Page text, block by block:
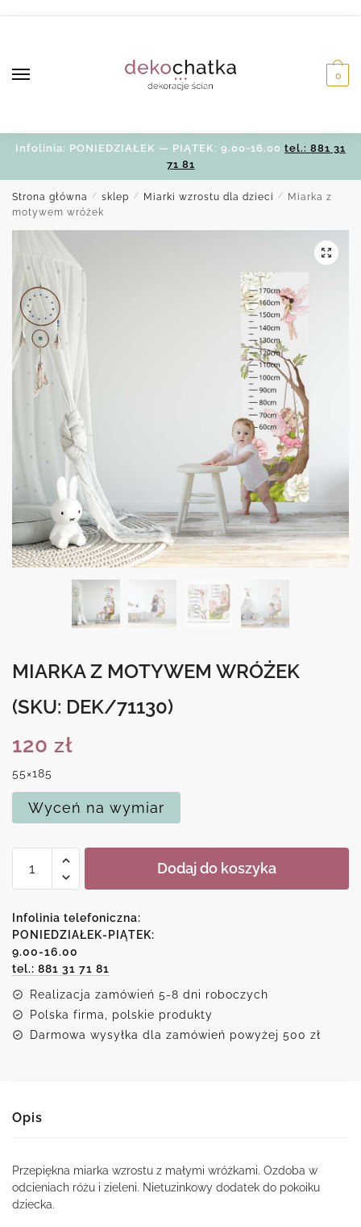
0
Infolinia: PONIEDZIAŁEK — PIĄTEK: 9.00-16.00 tel.: 881 31
71 81
Strona główna / sklep / Miarki wzrostu dla dzieci /
Miarka z
motywem wróżek
MIARKA Z MOTYWEM WRÓŻEK
(SKU: DEK/71130)
120 zł
55×185
Wyceń na wymiar
Miarka
motywem
wróżek
Dodaj do koszyka
Infolinia telefoniczna:
PONIEDZIAŁEK-PIĄTEK:
9.00-16.00
tel.: 881 31 71 81
Realizacja zamówień 5-8 dni roboczych
Polska firma, polskie produkty
Darmowa wysyłka dla zamówień powyżej 500 zł
Opis
Przepiękna miarka wzrostu z małymi wróżkami. Ozdoba w
odcieniach różu i zieleni. Nietuzinkowy dodatek do pokoiku
dziecka.